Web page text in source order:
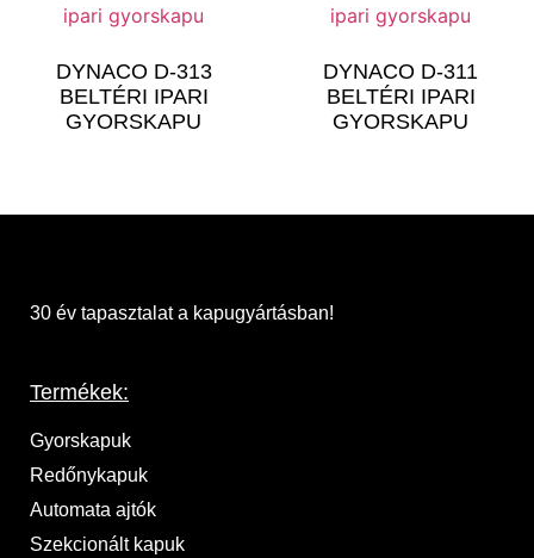
DYNACO D-313
BELTÉRI IPARI
GYORSKAPU
DYNACO D-311
BELTÉRI IPARI
GYORSKAPU
30 év tapasztalat a kapugyártásban!
Termékek:
Gyorskapuk
Redőnykapuk
Automata ajtók
Szekcionált kapuk